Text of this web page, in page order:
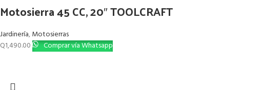
Motosierra 45 CC, 20″ TOOLCRAFT
Jardinería,Motosierras
Q1,490.00 Comprar vía Whatsapp